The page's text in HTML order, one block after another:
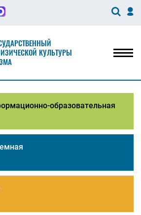
КУЛЬТУРЫ
образовательная